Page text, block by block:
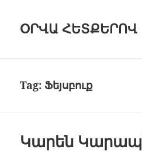
ՕՐՎԱ ՀԵՏՔԵՐՈՎ
Tag: Ֆեյսբուք
Կարեն